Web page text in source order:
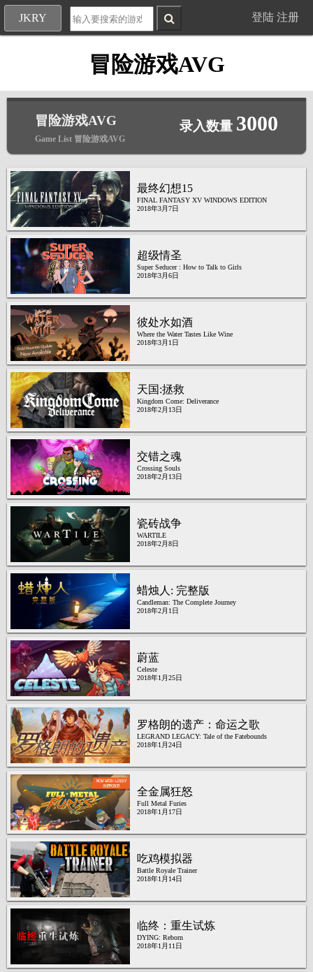
JKRY 登陆 注册
冒险游戏AVG
冒险游戏AVG
Game List 冒险游戏AVG
录入数量 3000
最终幻想15
FINAL FANTASY XV WINDOWS EDITION
2018年3月7日
超级情圣
Super Seducer : How to Talk to Girls
2018年3月6日
彼处水如酒
Where the Water Tastes Like Wine
2018年3月1日
天国:拯救
Kingdom Come: Deliverance
2018年2月13日
交错之魂
Crossing Souls
2018年2月13日
瓷砖战争
WARTILE
2018年2月8日
蜡烛人: 完整版
Candleman: The Complete Journey
2018年2月1日
蔚蓝
Celeste
2018年1月25日
罗格朗的遗产：命运之歌
LEGRAND LEGACY: Tale of the Fatebounds
2018年1月24日
全金属狂怒
Full Metal Furies
2018年1月17日
吃鸡模拟器
Battle Royale Trainer
2018年1月14日
临终：重生试炼
DYING: Reborn
2018年1月11日